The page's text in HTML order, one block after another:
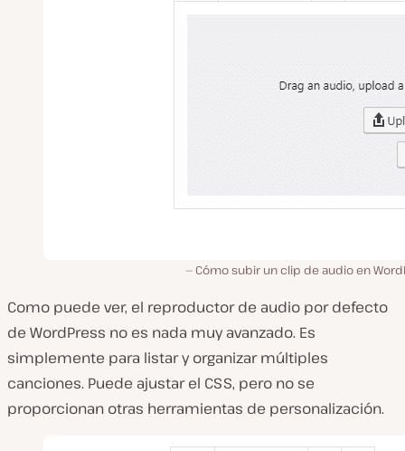
Cómo subir un clip de audio en
Como puede ver, el reproductor de audio por defecto
de WordPress no es nada muy avanzado. Es
simplemente para listar y organizar múltiples
canciones. Puede ajustar el CSS, pero no se
proporcionan otras herramientas de personalización.